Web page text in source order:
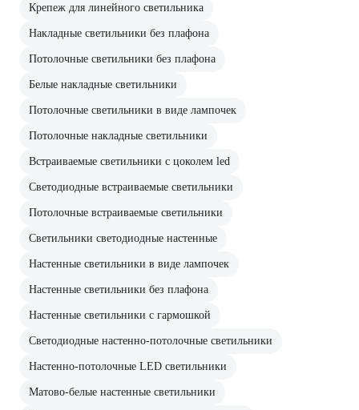
Крепеж для линейного светильника
Накладные светильники без плафона
Потолочные светильники без плафона
Белые накладные светильники
Потолочные светильники в виде лампочек
Потолочные накладные светильники
Встраиваемые светильники с цоколем led
Светодиодные встраиваемые светильники
Потолочные встраиваемые светильники
Светильники светодиодные настенные
Настенные светильники в виде лампочек
Настенные светильники без плафона
Настенные светильники с гармошкой
Светодиодные настенно-потолочные светильники
Настенно-потолочные LED светильники
Матово-белые настенные светильники